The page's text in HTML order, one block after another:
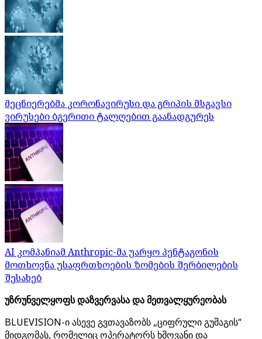
მეცნიერებმა კორონავირუსი და გრიპის მსგავსი
ვირუსები ბგერითი ტალღებით გაანადგურეს
AI კომპანიამ Anthropic-მა უარყო პენტაგონის
მოთხოვნა უსაფრთხოების ზომების შერბილების
შესახებ
უზრუნველყოფს დაზვერვასა და მეთვალყურეობას
BLUEVISION-ი ასევე გვთავაზობს „ციფრული გუშაგის“
მიდგომას, რომელიც ოპერატორს ხმოვანი და